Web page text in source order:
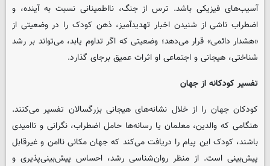
آسیب‌های فیزیکی باشد. ترس از جنگ، نااطمینانی نسبت به آینده، و
اضطراب ناشی از شنیدن اخبار تهدیدآمیز، ذهن کودک را در وضعیتی از
«هشدار دائمی» قرار می‌دهد؛ وضعیتی که اگر تداوم یابد، می‌تواند بر رشد
شناختی، هیجانی و اجتماعی او اثرات عمیق برجای گذارد.
تفسیر کودکانه از جهان
کودکان جهان را از خلال نشانه‌های هیجانی بزرگسالان تفسیر می‌کنند.
هنگامی که والدین، معلمان یا رسانه‌ها حامل اضطراب، نگرانی و ناامیدی
باشند، کودک این پیام را دریافت می‌کند که جهان مکانی ناامن و غیرقابل
پیش‌بینی است. از منظر روان‌شناسی رشد، احساس پیش‌بینی‌پذیری و